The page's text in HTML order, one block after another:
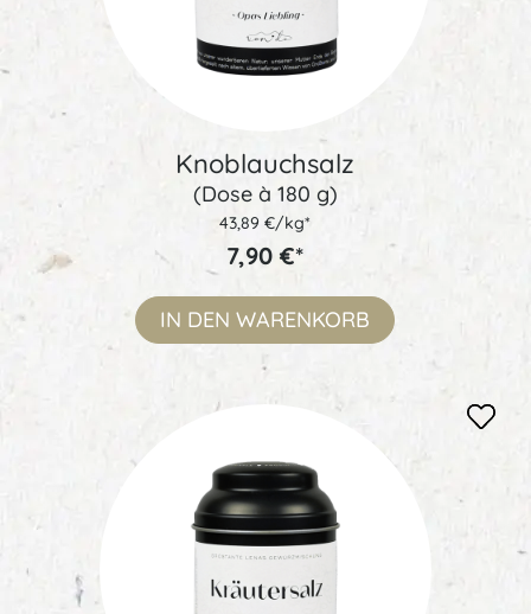
Knoblauchsalz
(Dose à 180 g)
43,89 €/kg*
7,90 €*
IN DEN WARENKORB